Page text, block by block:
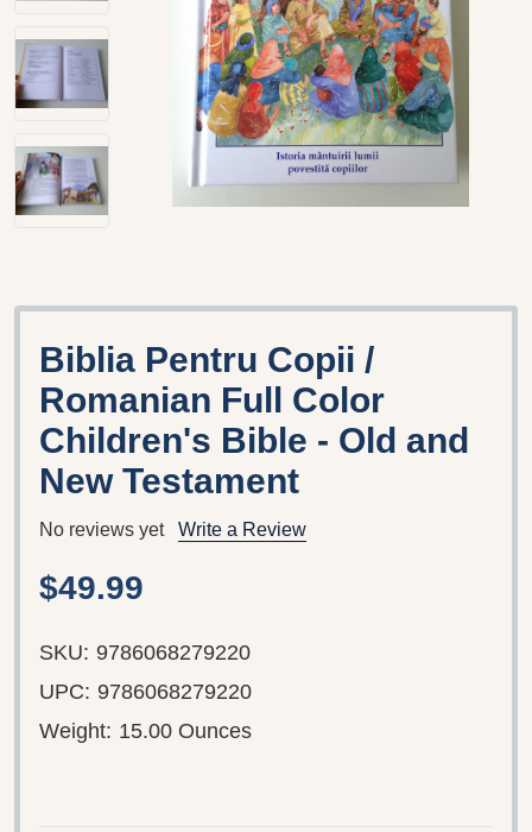
Biblia Pentru Copii /
Romanian Full Color
Children's Bible - Old and
New Testament
No reviews yet Write a Review
$49.99
SKU: 9786068279220
UPC: 9786068279220
Weight: 15.00 Ounces